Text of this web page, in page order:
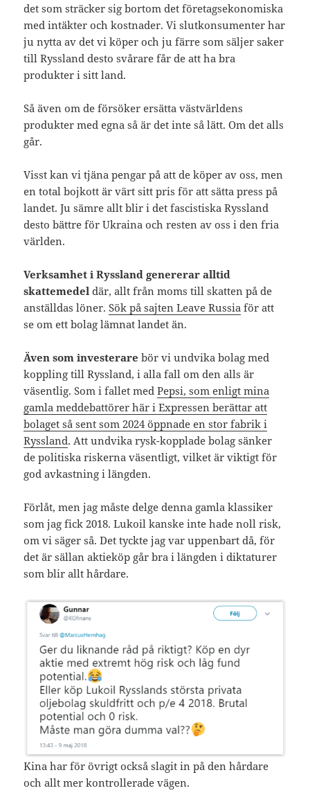
det som sträcker sig bortom det företagsekonomiska
med intäkter och kostnader. Vi slutkonsumenter har
ju nytta av det vi köper och ju färre som säljer saker
till Ryssland desto svårare får de att ha bra
produkter i sitt land.
Så även om de försöker ersätta västvärldens
produkter med egna så är det inte så lätt. Om det alls
går.
Visst kan vi tjäna pengar på att de köper av oss, men
en total bojkott är värt sitt pris för att sätta press på
landet. Ju sämre allt blir i det fascistiska Ryssland
desto bättre för Ukraina och resten av oss i den fria
världen.
Verksamhet i Ryssland genererar alltid
skattemedel där, allt från moms till skatten på de
anställdas löner.Sök på sajten Leave Russia för att
se om ett bolag lämnat landet än.
Även som investerare bör vi undvika bolag med
koppling till Ryssland, i alla fall om den alls är
väsentlig. Som i fallet medPepsi, som enligt mina
gamla meddebattörer här i Expressen berättar att
bolaget så sent som 2024 öppnade en stor fabrik i
Ryssland. Att undvika rysk-kopplade bolag sänker
de politiska riskerna väsentligt, vilket är viktigt för
god avkastning i längden.
Förlåt, men jag måste delge denna gamla klassiker
som jag fick 2018. Lukoil kanske inte hade noll risk,
om vi säger så. Det tyckte jag var uppenbart då, för
det är sällan aktieköp går bra i längden i diktaturer
som blir allt hårdare.
Kina har för övrigt också slagit in på den hårdare
och allt mer kontrollerade vägen.